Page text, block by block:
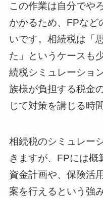
この作業は自分でや
かかるため、FPなど
いです。相続税は「
た」というケースも
続税シミュレーショ
族様が負担する税金
じて対策を講じる時
相続税のシミュレー
きますが、FPには概
資金計画や、保険活
案を行えるという強